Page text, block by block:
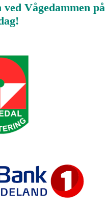
Vågedammen på